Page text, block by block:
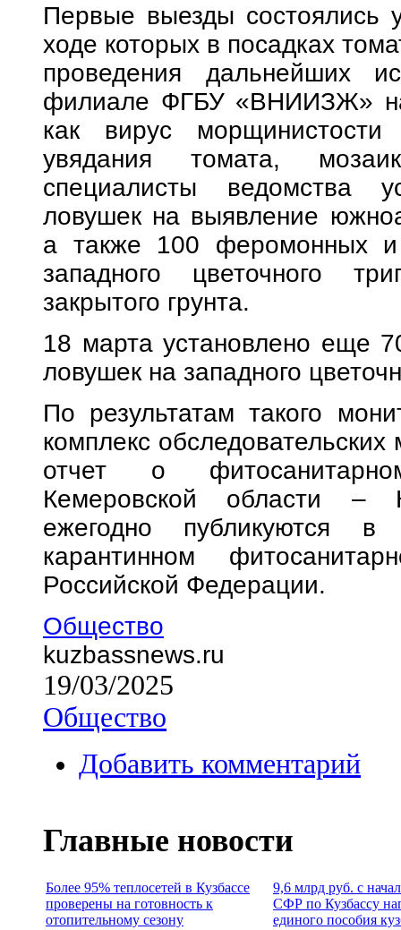
Первые выезды
ходе которых в посадках
проведения дальнейших
филиале ФГБУ «ВНИИЗЖ»
как вирус морщинистости
увядания томата,
специалисты ведомства
ловушек на выявление
а также 100 феромонных
западного цветочного
закрытого грунта.
18 марта установлено еще
ловушек на западного
По результатам такого
комплекс
отчет о
Кемеровской области –
ежегодно публикуются
карантинном
Российской Федерации.
Общество
kuzbassnews.ru
19/03/2025
Общество
Добавить комментарий
Главные новости
Более 95% теплосетей в Кузбассе
проверены на готовность к
отопительному сезону
9,6 млрд руб. с
СФР по Кузбассу
единого пособия